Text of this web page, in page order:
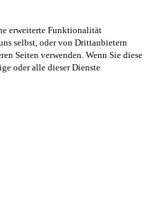
erweiterte Funktionalität
selbst, oder von Drittanbietern
Seiten verwenden. Wenn Sie diese
oder alle dieser Dienste